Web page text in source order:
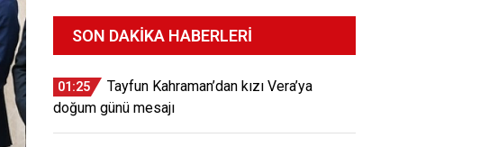
SON DAKIKA HABERLERI
01:25
Tayfun Kahraman’dan kızı Vera’ya
doğum günü mesajı